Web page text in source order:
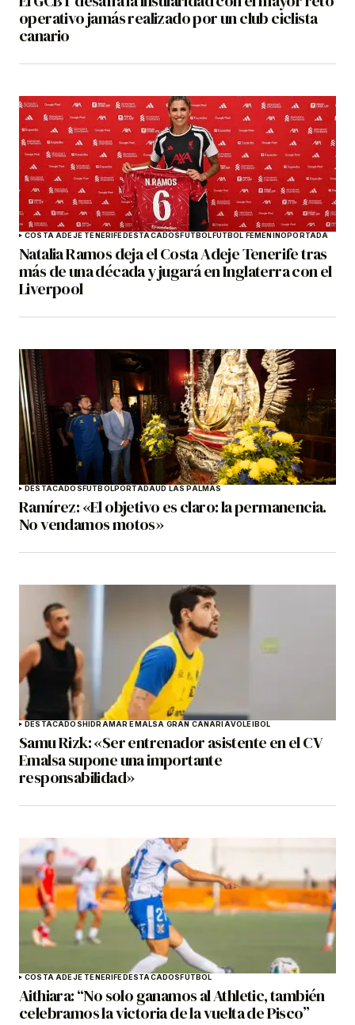
operativo jamás realizado por un club ciclista
canario
COSTA ADEJE TENERIFEDESTACADOSFÚTBOLFÚTBOL FEMENINOPORTADA
Natalia Ramos deja el Costa Adeje Tenerife tras
más de una década y jugará en Inglaterra con el
Liverpool
DESTACADOSFÚTBOLPORTADAUD LAS PALMAS
Ramírez: «El objetivo es claro: la permanencia.
No vendamos motos»
DESTACADOSHIDRAMAR EMALSA GRAN CANARIAVOLEIBOL
Samu Rizk: «Ser entrenador asistente en el CV
Emalsa supone una importante
responsabilidad»
COSTA ADEJE TENERIFEDESTACADOSFÚTBOL
Aithiara: “No solo ganamos al Athletic, también
celebramos la victoria de la vuelta de Pisco”